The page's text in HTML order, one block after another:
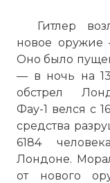
Гитлер
новое оружие
Оно было
— в ночь на
обстрел
Фау-1 велся с
средства
6184
Лондоне.
от нового